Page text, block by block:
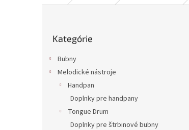
kategórie
Kategórie
Bubny
Melodické nástroje
Handpan
Doplnky pre handpany
Tongue Drum
Doplnky pre štrbinové bubny